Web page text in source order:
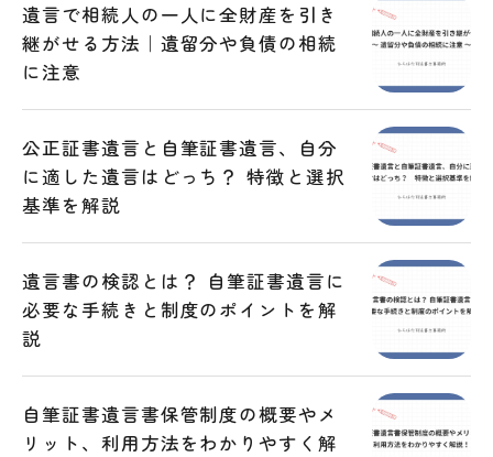
遺言で相続人の一人に全財産を引き
継がせる方法｜遺留分や負債の相続
に注意
公正証書遺言と自筆証書遺言、自分
に適した遺言はどっち？ 特徴と選択
基準を解説
遺言書の検認とは？ 自筆証書遺言に
必要な手続きと制度のポイントを解
説
自筆証書遺言書保管制度の概要やメ
リット、利用方法をわかりやすく解